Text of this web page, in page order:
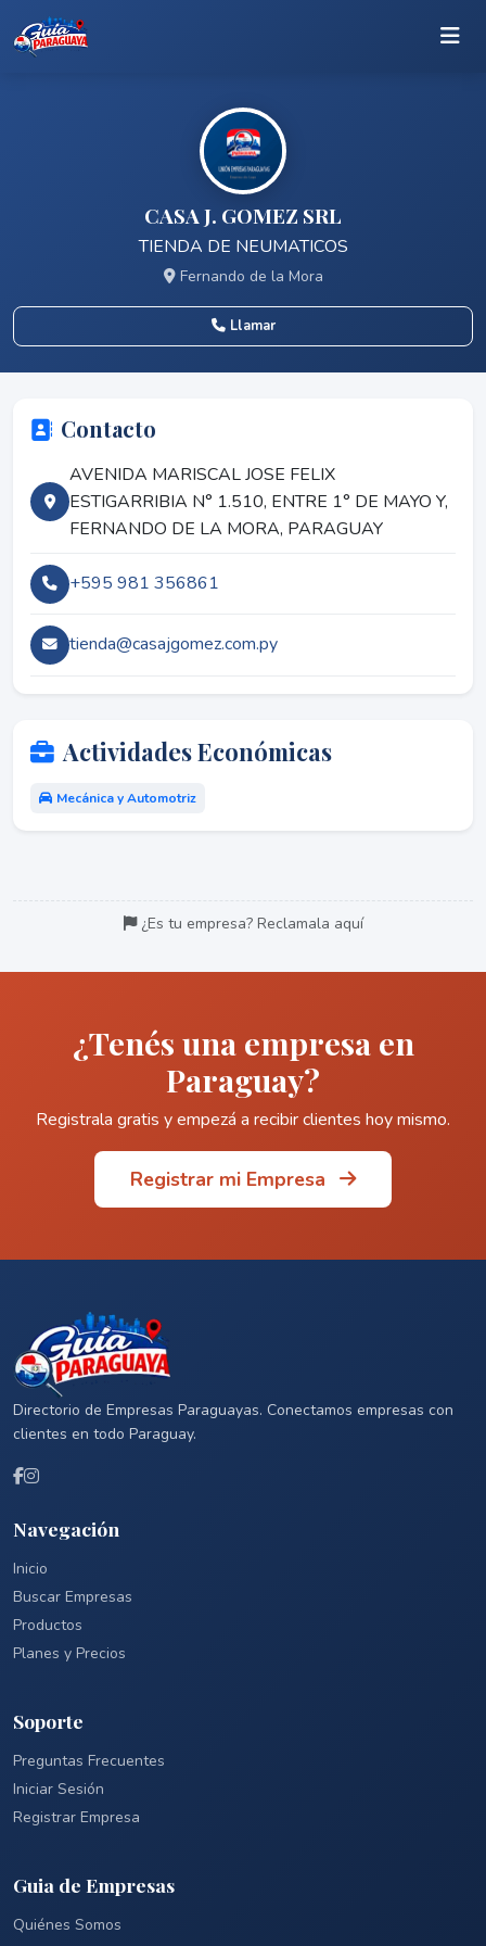
CASA J. GOMEZ SRL
TIENDA DE NEUMATICOS
Fernando de la Mora
Llamar
Contacto
AVENIDA MARISCAL JOSE FELIX
ESTIGARRIBIA N° 1.510, ENTRE 1° DE MAYO Y,
FERNANDO DE LA MORA, PARAGUAY
+595 981 356861
tienda@casajgomez.com.py
Actividades Económicas
Mecánica y Automotriz
¿Es tu empresa? Reclamala aquí
¿Tenés una empresa en
Paraguay?
Registrala gratis y empezá a recibir clientes hoy mismo.
Registrar mi Empresa
Directorio de Empresas Paraguayas. Conectamos empresas con
clientes en todo Paraguay.
Navegación
Inicio
Buscar Empresas
Productos
Planes y Precios
Soporte
Preguntas Frecuentes
Iniciar Sesión
Registrar Empresa
Guia de Empresas
Quiénes Somos